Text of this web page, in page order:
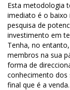
Esta metodologia
imediato é o baixo
pesquisa de
investimento em
Tenha, no
membros na sua
forma de
conhecimento
final que é a venda.